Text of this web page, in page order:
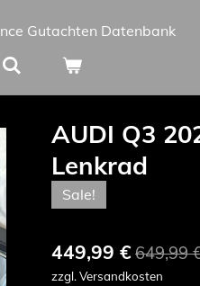
Gutachten Datenbank
AUDI Q3
Lenkrad
Sale!
449,99 € 649,99
zzgl. Versandkosten